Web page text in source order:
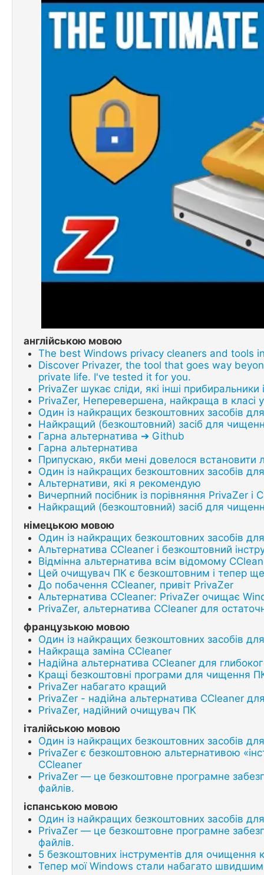
англійською мовою
The best Windows privacy cleaners and tools
Discover Privazer, the tool that goes way
private life. I've tested it for you.
PrivaZer шукає сліди, які інші прибиральники
PrivaZer, Неперевершена, найкраща в класі
Один із найкращих безкоштовних засобів
Найкращий (безкоштовний) засіб для
Гарна альтернатива ➔ Github
Гарна альтернатива
Припускаю, якби мені довелося
Один із найкращих безкоштовних засобів
Альтернативи, які я рекомендую
Вичерпний посібник із порівняння PrivaZer і
Найкращий (безкоштовний) засіб для
німецькою мовою
Один із найкращих безкоштовних засобів
Альтернатива CCleaner і безкоштовний
Відмінна альтернатива всім відомому
Цей очищувач ПК є безкоштовним і тепер
До побачення CCleaner, привіт PrivaZer
Альтернатива CCleaner: PrivaZer очищає
PrivaZer, альтернатива CCleaner для
французькою мовою
Один із найкращих безкоштовних засобів
Найкраща заміна CCleaner
Надійна альтернатива CCleaner для
Кращі безкоштовні програми для чищення
PrivaZer набагато кращий
PrivaZer - надійна альтернатива CCleaner
PrivaZer, надійний очищувач ПК
італійською мовою
Один із найкращих безкоштовних засобів
PrivaZer є безкоштовною альтернативою
CCleaner
PrivaZer — це безкоштовне програмне
файлів.
іспанською мовою
Один із найкращих безкоштовних засобів
PrivaZer — це безкоштовне програмне
файлів.
5 безкоштовних інструментів для очищення
Тепер мої Windows стали набагато